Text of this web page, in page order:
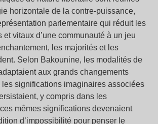
horizontale de la contre-puissance,
parlementaire qui réduit les
vitaux d’une communauté à un jeu
les majorités et les
Selon Bakounine, les modalités de
aux grands changements
les significations imaginaires associées
y compris dans les
mêmes significations devenaient
d’impossibilité pour penser le